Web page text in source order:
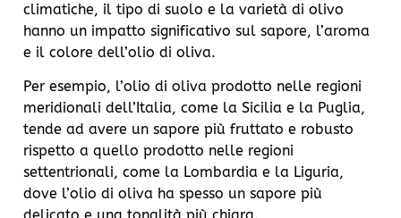
climatiche, il tipo di suolo e la varietà di olivo
hanno un impatto significativo sul sapore, l’aroma
e il colore dell’olio di oliva.
Per esempio, l’olio di oliva prodotto nelle regioni
meridionali dell’Italia, come la Sicilia e la Puglia,
tende ad avere un sapore più fruttato e robusto
rispetto a quello prodotto nelle regioni
settentrionali, come la Lombardia e la Liguria,
dove l’olio di oliva ha spesso un sapore più